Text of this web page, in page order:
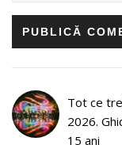
Tot ce
2026.
15 ani